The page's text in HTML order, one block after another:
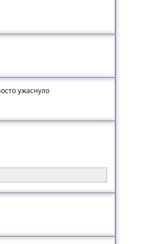
ужаснуло